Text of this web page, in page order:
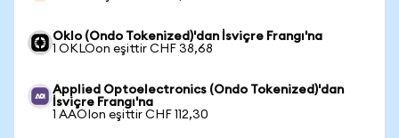
Oklo (Ondo Tokenized)'dan İsviçre Frangı'na
1 OKLOon eşittir CHF 38,68
Applied Optoelectronics (Ondo Tokenized)'dan
İsviçre Frangı'na
1 AAOIon eşittir CHF 112,30